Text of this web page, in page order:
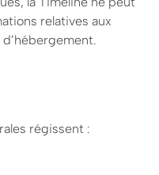
relatives aux
régissent :